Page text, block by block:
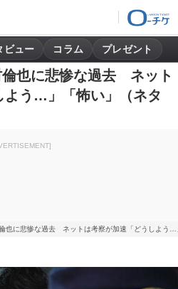
ビュー コラム プレゼント
倫也に悲惨な過去 ネット
よう…」「怖い」（ネタ
倫也に悲惨な過去 ネットは考察が加速「どうしよう